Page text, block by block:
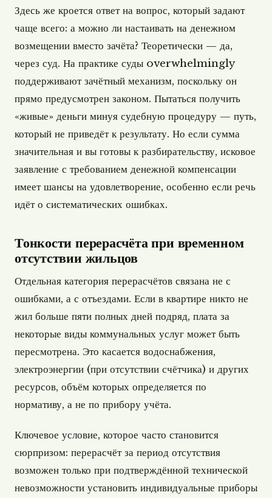
Здесь же кроется ответ на вопрос, который задают
чаще всего: а можно ли настаивать на денежном
возмещении вместо зачёта? Теоретически — да,
через суд. На практике суды overwhelmingly
поддерживают зачётный механизм, поскольку он
прямо предусмотрен законом. Пытаться получить
«живые» деньги минуя судебную процедуру — путь,
который не приведёт к результату. Но если сумма
значительная и вы готовы к разбирательству, исковое
заявление с требованием денежной компенсации
имеет шансы на удовлетворение, особенно если речь
идёт о систематических ошибках.
Тонкости перерасчёта при временном
отсутствии жильцов
Отдельная категория перерасчётов связана не с
ошибками, а с отъездами. Если в квартире никто не
жил больше пяти полных дней подряд, плата за
некоторые виды коммунальных услуг может быть
пересмотрена. Это касается водоснабжения,
электроэнергии (при отсутствии счётчика) и других
ресурсов, объём которых определяется по
нормативу, а не по прибору учёта.
Ключевое условие, которое часто становится
сюрпризом: перерасчёт за период отсутствия
возможен только при подтверждённой технической
невозможности установить индивидуальные приборы